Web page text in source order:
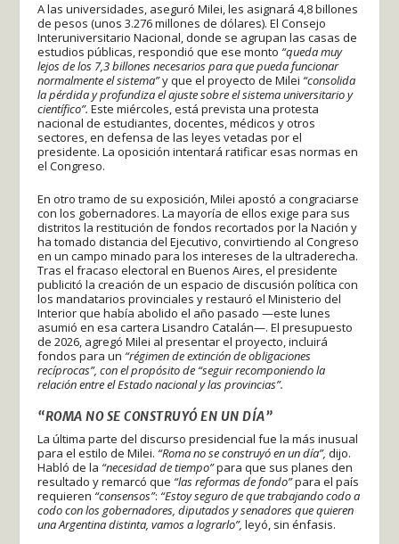
A las universidades, aseguró Milei, les asignará 4,8 billones
de pesos (unos 3.276 millones de dólares). El Consejo
Interuniversitario Nacional, donde se agrupan las casas de
estudios públicas, respondió que ese monto “queda muy
lejos de los 7,3 billones necesarios para que pueda funcionar
normalmente el sistema”y que el proyecto de Milei “consolida
la pérdida y profundiza el ajuste sobre el sistema universitario y
científico”. Este miércoles, está prevista una protesta
nacional de estudiantes, docentes, médicos y otros
sectores, en defensa de las leyes vetadas por el
presidente. La oposición intentará ratificar esas normas en
el Congreso.
En otro tramo de su exposición, Milei apostó a congraciarse
con los gobernadores. La mayoría de ellos exige para sus
distritos la restitución de fondos recortados por la Nación y
ha tomado distancia del Ejecutivo, convirtiendo al Congreso
en un campo minado para los intereses de la ultraderecha.
Tras el fracaso electoral en Buenos Aires, el presidente
publicitó la creación de un espacio de discusión política con
los mandatarios provinciales y restauró el Ministerio del
Interior que había abolido el año pasado —este lunes
asumió en esa cartera Lisandro Catalán—. El presupuesto
de 2026, agregó Milei al presentar el proyecto, incluirá
fondos para un “régimen de extinción de obligaciones
recíprocas”, con el propósito de “seguir recomponiendo la
relación entre el Estado nacional y las provincias”.
“ROMA NO SE CONSTRUYÓ EN UN DÍA”
La última parte del discurso presidencial fue la más inusual
para el estilo de Milei. “Roma no se construyó en un día”, dijo.
Habló de la “necesidad de tiempo”para que sus planes den
resultado y remarcó que “las reformas de fondo”para el país
requieren “consensos”: “Estoy seguro de que trabajando codo a
codo con los gobernadores, diputados y senadores que quieren
una Argentina distinta, vamos a lograrlo”, leyó, sin énfasis.